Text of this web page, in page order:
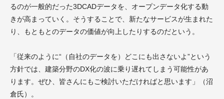
るのが一般的だった3DCADデータを、オープンデータ化する動
きが高まっていく。そうすることで、新たなサービスが生まれた
り、もともとのデータの価値が向上したりするのだという。
「従来のように“（自社のデータを）どこにも出さないよ”という
方針では、建築分野のDX化の波に乗り遅れてしまう可能性があ
ります。ぜひ、皆さんにもご検討いただければと思います」（沼
倉氏）。